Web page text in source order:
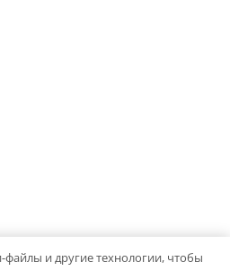
файлы и другие технологии, чтобы